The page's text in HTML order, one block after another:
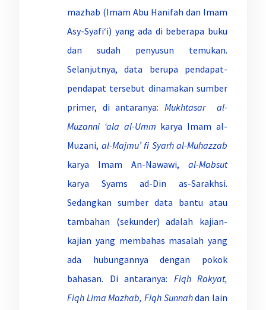
mazhab (Imam Abu Hanifah dan Imam
Asy-Syafi‘i) yang ada di beberapa buku
dan sudah penyusun temukan.
Selanjutnya, data berupa pendapat-
pendapat tersebut dinamakan sumber
primer, di antaranya: Mukhtasar al-
Muzanni ‘ala al-Umm karya Imam al-
Muzani, al-Majmu’ fi Syarh al-Muhazzab
karya Imam An-Nawawi, al-Mabsut
karya Syams ad-Din as-Sarakhsi.
Sedangkan sumber data bantu atau
tambahan (sekunder) adalah kajian-
kajian yang membahas masalah yang
ada hubungannya dengan pokok
bahasan. Di antaranya: Fiqh Rakyat,
Fiqh Lima Mazhab, Fiqh Sunnahdan lain